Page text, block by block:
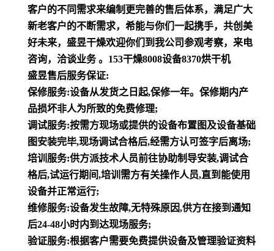
客户的不同需求来编制更完善的售后体系，满足广大
新老客户的不断需求，希能与你们一起携手，共创美
好未来，盛昱干燥欢迎你们到我公司参观考察，来电
咨询，洽谈业务 。153干燥8008设备8370烘干机
盛昱售后服务保证:
保修服务:设备从发货之日起,保修一年。保修期内产
品损坏非人为所致的免费修理;
调试服务:按需方现场或提供的设备布置图及设备基础
图安装完毕,现场调试合格后,经需方认可签字后离场;
培训服务:供方派技术人员前往协助制导安装,调试合
格后,试运行期间,培训需方有关操作人员,直到能使用
设备并正常运行;
维修服务:设备发生故障,无特殊原因,供方在接到通知
后24-48小时内到达现场服务;
验证服务:根据客户需要免费提供设备及管理验证资料